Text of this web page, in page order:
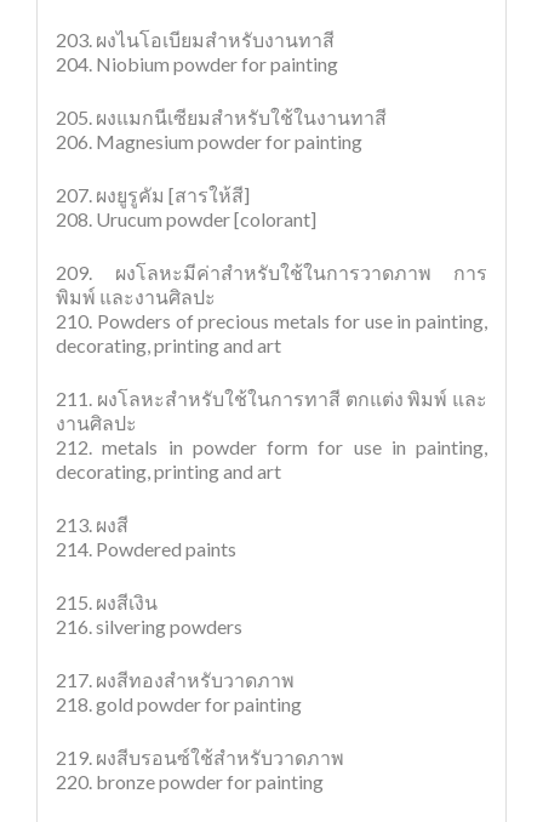
203. ผงไนโอเบียมสำหรับงานทาสี
204. Niobium powder for painting
205. ผงแมกนีเซียมสำหรับใช้ในงานทาสี
206. Magnesium powder for painting
207. ผงยูรูคัม [สารให้สี]
208. Urucum powder [colorant]
209. ผงโลหะมีค่าสำหรับใช้ในการวาดภาพ การ
พิมพ์ และงานศิลปะ
210. Powders of precious metals for use in painting,
decorating, printing and art
211. ผงโลหะสำหรับใช้ในการทาสี ตกแต่ง พิมพ์ และ
งานศิลปะ
212. metals in powder form for use in painting,
decorating, printing and art
213. ผงสี
214. Powdered paints
215. ผงสีเงิน
216. silvering powders
217. ผงสีทองสำหรับวาดภาพ
218. gold powder for painting
219. ผงสีบรอนซ์ใช้สำหรับวาดภาพ
220. bronze powder for painting